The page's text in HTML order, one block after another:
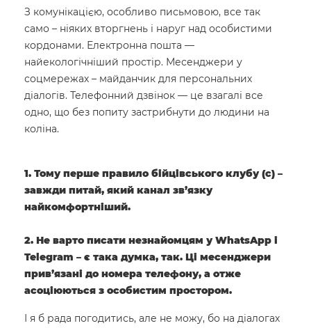
З комунікацією, особливо письмовою, все так
само – ніяких вторгнень і наруг над особистими
кордонами. Електронна пошта —
найекологічніший простір. Месенджери у
соцмережах – майданчик для персональних
діалогів. Телефонний дзвінок — це взагалі все
одно, що без попиту застрибнути до людини на
коліна.
1. Тому перше правило бійцівського клубу (с) –
завжди питай, який канал зв’язку
найкомфортніший.
2. Не варто писати незнайомцям у WhatsApp і
Telegram – є така думка, так. Ці месенджери
прив’язані до номера телефону, а отже
асоціюються з особистим простором.
І я б рада погодитись, але не можу, бо на діалогах